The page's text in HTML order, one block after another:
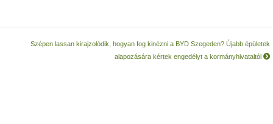
Szépen lassan kirajzolódik, hogyan fog kinézni a BYD Szegeden? Újabb épületek
alapozására kértek engedélyt a kormányhivataltól